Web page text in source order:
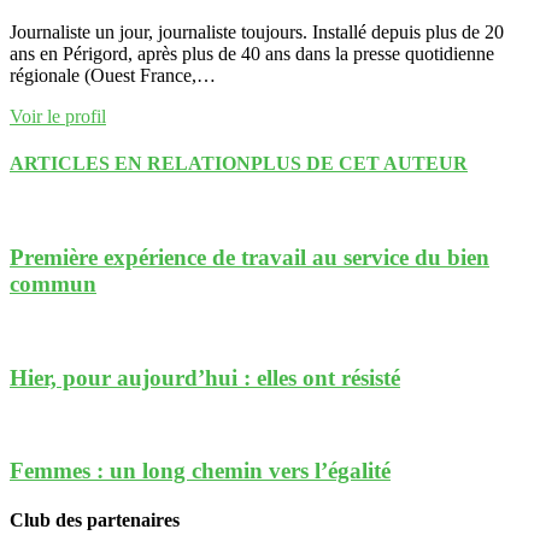
Journaliste un jour, journaliste toujours. Installé depuis plus de 20
ans en Périgord, après plus de 40 ans dans la presse quotidienne
régionale (Ouest France,…
Voir le profil
ARTICLES EN RELATIONPLUS DE CET AUTEUR
Première expérience de travail au service du bien
commun
Hier, pour aujourd’hui : elles ont résisté
Femmes : un long chemin vers l’égalité
Club des partenaires